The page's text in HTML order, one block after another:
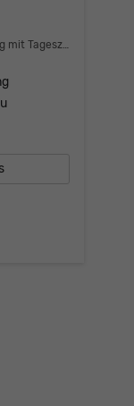
Tageszulassung